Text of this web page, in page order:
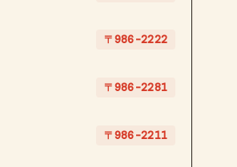
〒986-2222
〒986-2281
〒986-2211